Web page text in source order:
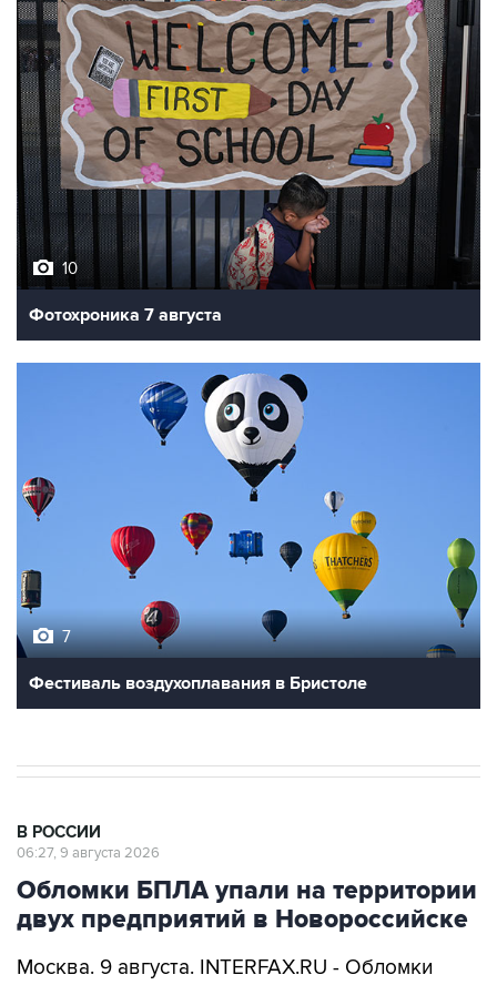
10
Фотохроника 7 августа
7
Фестиваль воздухоплавания в Бристоле
В РОССИИ
06:27, 9 августа 2026
Обломки БПЛА упали на территории
двух предприятий в Новороссийске
Москва. 9 августа. INTERFAX.RU - Обломки